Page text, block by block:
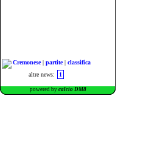
Cremonese| partite| classifica
altre news:
1
powered by calcio DM8